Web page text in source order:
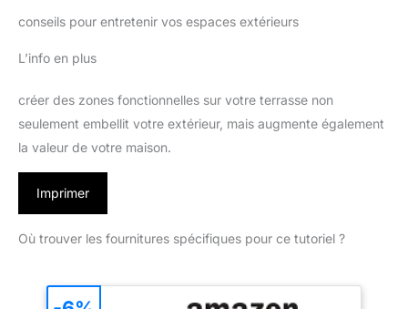
conseils pour entretenir vos espaces extérieurs
L’info en plus
créer des zones fonctionnelles sur votre terrasse non
seulement embellit votre extérieur, mais augmente également
la valeur de votre maison.
Imprimer
Où trouver les fournitures spécifiques pour ce tutoriel ?